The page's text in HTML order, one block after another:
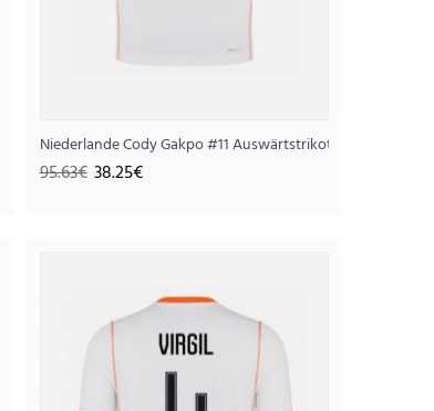
2026 Kurzarm
Niederlande Cody Gakpo #11 Auswärtstrikot WM 2026
95.63€ 38.25€